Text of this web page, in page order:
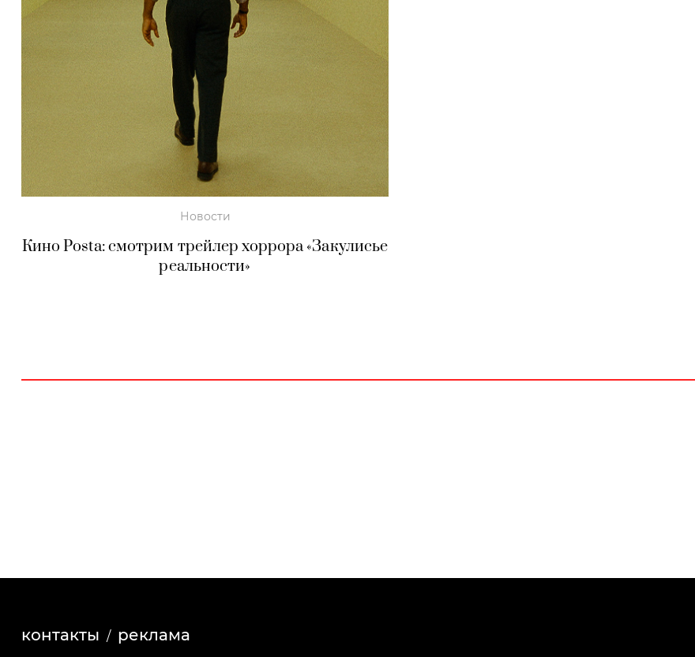
Новости
Кино Posta: смотрим трейлер хоррора «Закулисье
реальности»
контакты реклама